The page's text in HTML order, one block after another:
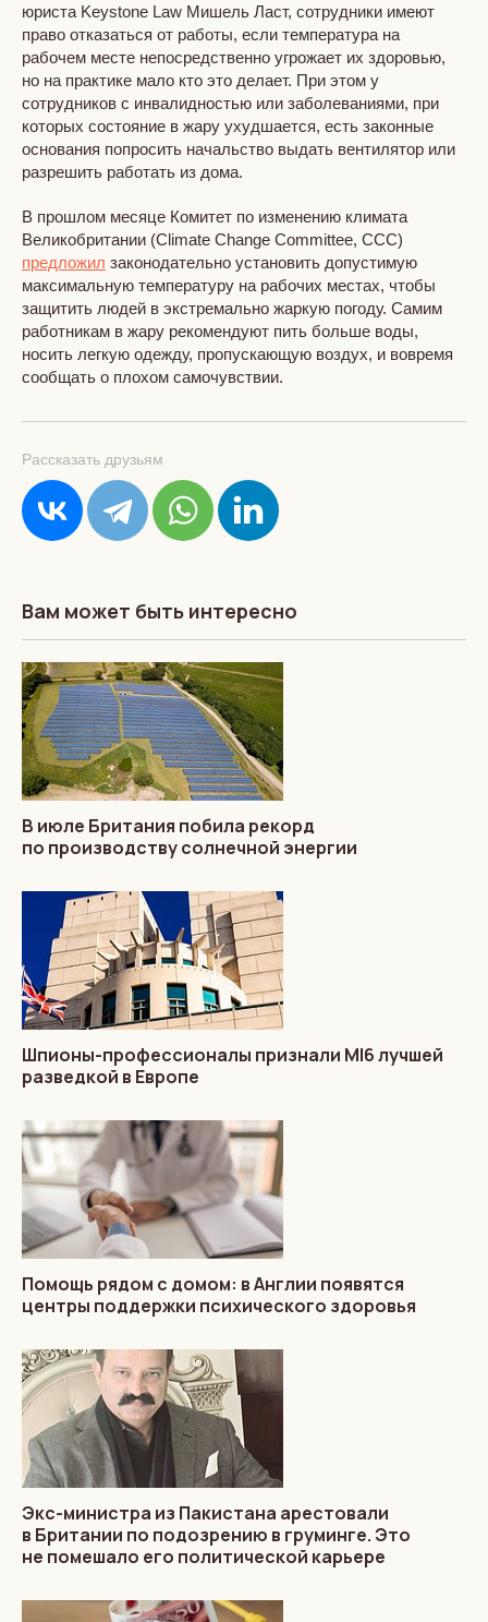
юриста Keystone Law Мишель Ласт, сотрудники имеют
право отказаться от работы, если температура на
рабочем месте непосредственно угрожает их здоровью,
но на практике мало кто это делает. При этом у
сотрудников с инвалидностью или заболеваниями, при
которых состояние в жару ухудшается, есть законные
основания попросить начальство выдать вентилятор или
разрешить работать из дома.
В прошлом месяце Комитет по изменению климата
Великобритании (Climate Change Committee, CCC)
предложил законодательно установить допустимую
максимальную температуру на рабочих местах, чтобы
защитить людей в экстремально жаркую погоду. Самим
работникам в жару рекомендуют пить больше воды,
носить легкую одежду, пропускающую воздух, и вовремя
сообщать о плохом самочувствии.
Рассказать друзьям
Вам может быть интересно
В июле Британия побила рекорд
по производству солнечной энергии
Шпионы-профессионалы признали MI6 лучшей
разведкой в Европе
Помощь рядом с домом: в Англии появятся
центры поддержки психического здоровья
Экс-министра из Пакистана арестовали
в Британии по подозрению в груминге. Это
не помешало его политической карьере